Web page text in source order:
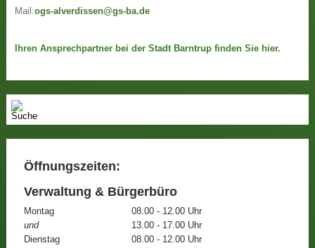
Mail:ogs-alverdissen@gs-ba.de
Ihren Ansprechpartner bei der Stadt Barntrup finden Sie hier.
Öffnungszeiten:
Verwaltung & Bürgerbüro
Montag
08.00 - 12.00 Uhr
und
13.00 - 17.00 Uhr
Dienstag
08.00 - 12.00 Uhr